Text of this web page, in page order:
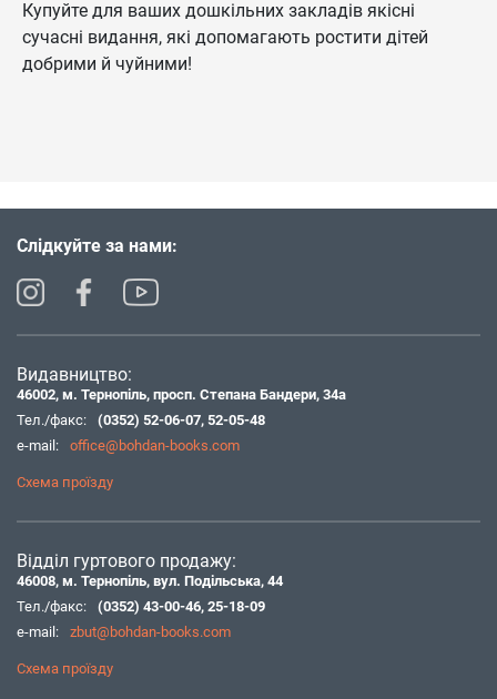
Купуйте для ваших дошкільних закладів якісні
сучасні видання, які допомагають ростити дітей
добрими й чуйними!
Слідкуйте за нами:
Видавництво:
46002, м. Тернопіль, просп. Степана Бандери, 34а
Тел./факс:
(0352) 52-06-07, 52-05-48
e-mail:
office@bohdan-books.com
Схема проїзду
Відділ гуртового продажу:
46008, м. Тернопіль, вул. Подільська, 44
Тел./факс:
(0352) 43-00-46, 25-18-09
e-mail:
zbut@bohdan-books.com
Схема проїзду